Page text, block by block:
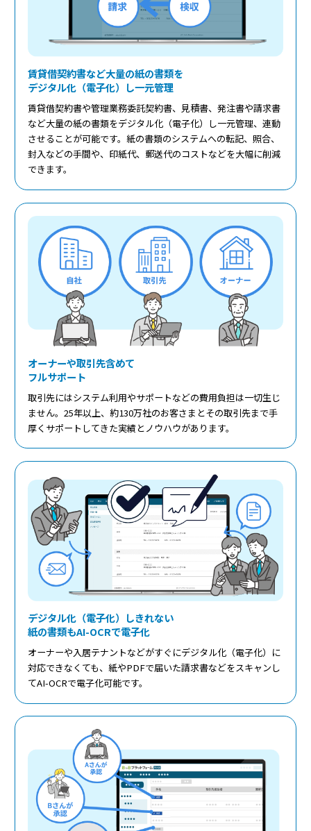
賃貸借契約書など大量の紙の書類を
デジタル化（電子化）し一元管理
賃貸借契約書や管理業務委託契約書、見積書、発注書や請求書
など大量の紙の書類をデジタル化（電子化）し一元管理、連動
させることが可能です。紙の書類のシステムへの転記、照合、
封入などの手間や、印紙代、郵送代のコストなどを大幅に削減
できます。
オーナーや取引先含めて
フルサポート
取引先にはシステム利用やサポートなどの費用負担は一切生じ
ません。25年以上、約130万社のお客さまとその取引先まで手
厚くサポートしてきた実績とノウハウがあります。
デジタル化（電子化）しきれない
紙の書類もAI-OCRで電子化
オーナーや入居テナントなどがすぐにデジタル化（電子化）に
対応できなくても、紙やPDFで届いた請求書などをスキャンし
てAI-OCRで電子化可能です。